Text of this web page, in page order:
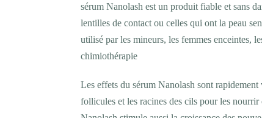
sérum Nanolash est un produit fiable et sans
lentilles de contact ou celles qui ont la peau
utilisé par les mineurs, les femmes enceintes,
chimiothérapie
Les effets du sérum Nanolash sont
follicules et les racines des cils pour les